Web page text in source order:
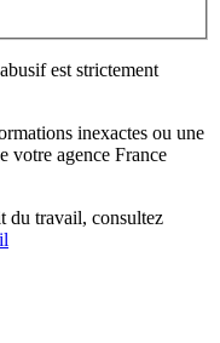
est strictement
inexactes ou une
votre agence France
du travail, consultez